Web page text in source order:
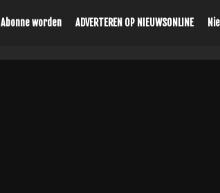
Abonne worden ADVERTEREN OP NIEUWSONLINE